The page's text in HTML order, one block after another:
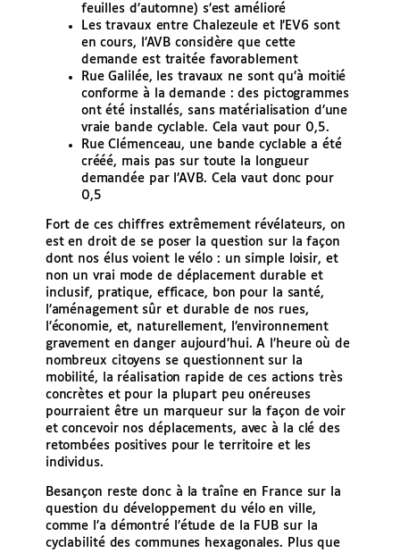
feuilles d’automne) s’est amélioré
Les travaux entre Chalezeule et l’EV6 sont
en cours, l’AVB considère que cette
demande est traitée favorablement
Rue Galilée, les travaux ne sont qu’à moitié
conforme à la demande : des pictogrammes
ont été installés, sans matérialisation d’une
vraie bande cyclable. Cela vaut pour 0,5.
Rue Clémenceau, une bande cyclable a été
crééé, mais pas sur toute la longueur
demandée par l’AVB. Cela vaut donc pour
0,5
Fort de ces chiffres extrêmement révélateurs, on
est en droit de se poser la question sur la façon
dont nos élus voient le vélo : un simple loisir, et
non un vrai mode de déplacement durable et
inclusif, pratique, efficace, bon pour la santé,
l’aménagement sûr et durable de nos rues,
l’économie, et, naturellement, l’environnement
gravement en danger aujourd’hui. A l’heure où de
nombreux citoyens se questionnent sur la
mobilité, la réalisation rapide de ces actions très
concrètes et pour la plupart peu onéreuses
pourraient être un marqueur sur la façon de voir
et concevoir nos déplacements, avec à la clé des
retombées positives pour le territoire et les
individus.
Besançon reste donc à la traîne en France sur la
question du développement du vélo en ville,
comme l’a démontré l’étude de la FUB sur la
cyclabilité des communes hexagonales. Plus que